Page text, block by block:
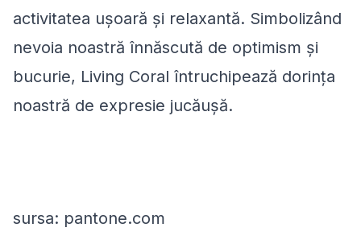
activitatea ușoară și relaxantă. Simbolizând
nevoia noastră înnăscută de optimism și
bucurie, Living Coral întruchipează dorința
noastră de expresie jucăușă.
sursa: pantone.com